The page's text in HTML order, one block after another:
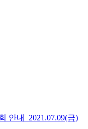
안내_2021.07.09(금)